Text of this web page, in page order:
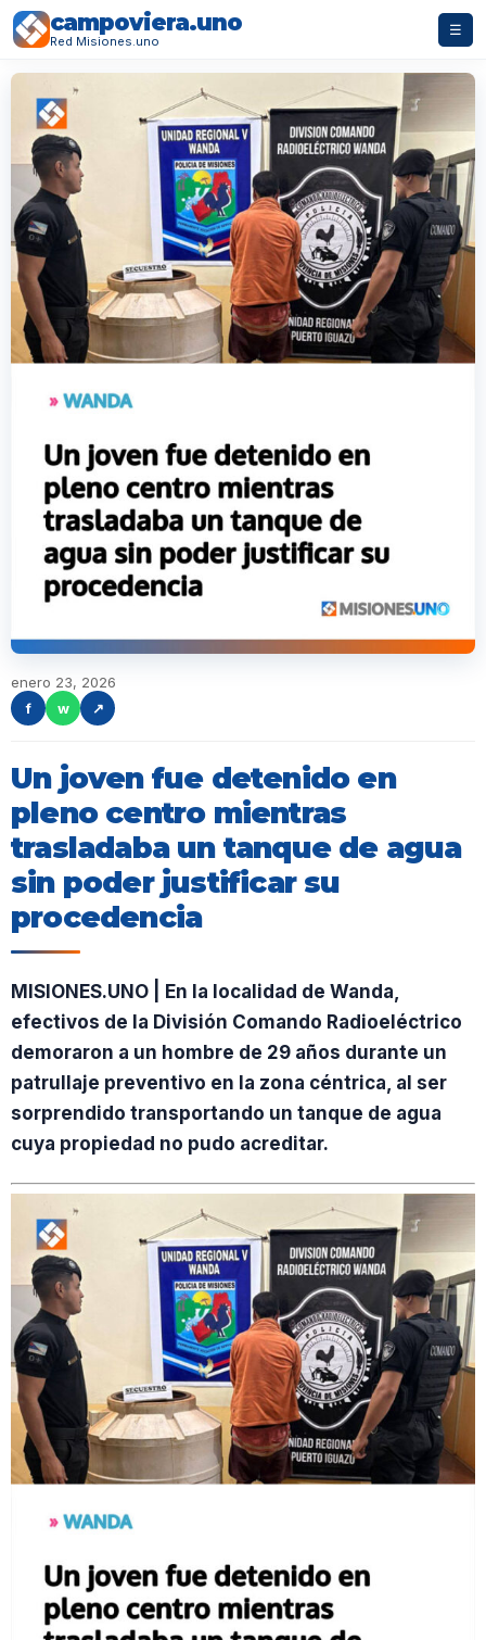
campoviera.uno
Red Misiones.uno
☰
enero 23, 2026
f
w ↗
Un joven fue detenido en
pleno centro mientras
trasladaba un tanque de agua
sin poder justificar su
procedencia
MISIONES.UNO | En la localidad de Wanda,
efectivos de la División Comando Radioeléctrico
demoraron a un hombre de 29 años durante un
patrullaje preventivo en la zona céntrica, al ser
sorprendido transportando un tanque de agua
cuya propiedad no pudo acreditar.